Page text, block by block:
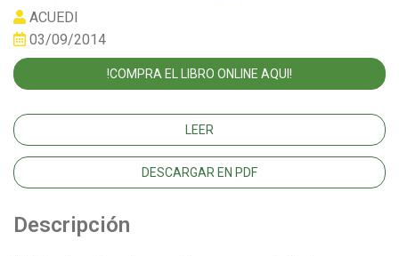
ACUEDI
03/09/2014
!COMPRA EL LIBRO ONLINE AQUI!
LEER
DESCARGAR EN PDF
Descripción